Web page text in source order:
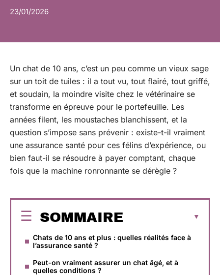
23/01/2026
Un chat de 10 ans, c’est un peu comme un vieux sage
sur un toit de tuiles : il a tout vu, tout flairé, tout griffé,
et soudain, la moindre visite chez le vétérinaire se
transforme en épreuve pour le portefeuille. Les
années filent, les moustaches blanchissent, et la
question s’impose sans prévenir : existe-t-il vraiment
une assurance santé pour ces félins d’expérience, ou
bien faut-il se résoudre à payer comptant, chaque
fois que la machine ronronnante se dérègle ?
SOMMAIRE
Chats de 10 ans et plus : quelles réalités face à
l’assurance santé ?
Peut-on vraiment assurer un chat âgé, et à
quelles conditions ?